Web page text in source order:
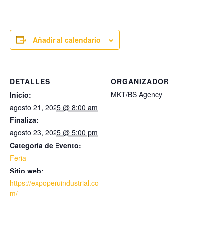
Añadir al calendario
DETALLES
Inicio:
agosto 21, 2025 @ 8:00 am
Finaliza:
agosto 23, 2025 @ 5:00 pm
Categoría de Evento:
Feria
Sitio web:
https://expoperuindustrial.co
m/
ORGANIZADOR
MKT/BS Agency